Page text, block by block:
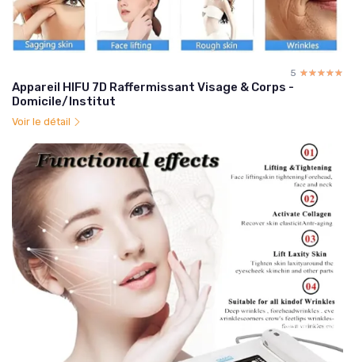
5 ☆☆☆☆☆
★★★★★
Appareil HIFU 7D Raffermissant Visage & Corps -
Domicile/Institut
Voir le détail